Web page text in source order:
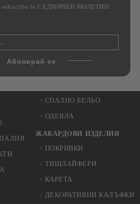
subscribe to СЕДМИЧЕН БЮЛЕТИН:
СПАЛНО БЕЛЬО
ОДЕЯЛА
ЖАКАРДОВИ ИЗДЕЛИЯ
ПОКРИВКИ
ТИШЛАЙФЕРИ
КАРЕТА
ДЕКОРАТИВНИ КАЛЪФКИ